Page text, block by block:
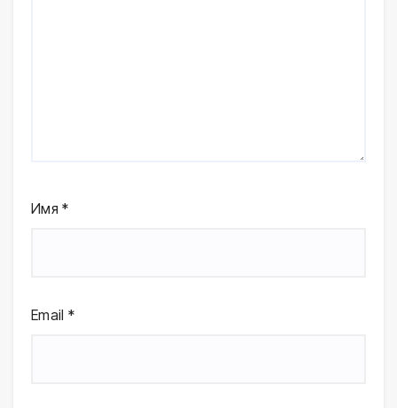
Имя*
Email *